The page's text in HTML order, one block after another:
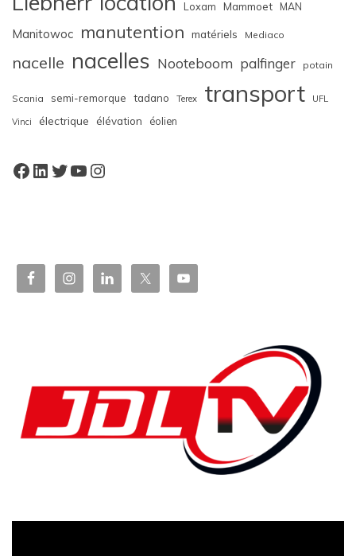
Loxam Mammoet MAN
Manitowoc manutention matériels Mediaco
nacelle nacelles Nooteboom palfinger potain
Scania semi-remorque tadano Terex transport UFL
Vinci électrique élévation éolien
Facebook
LinkedIn
Twitter
YouTube
Instagram